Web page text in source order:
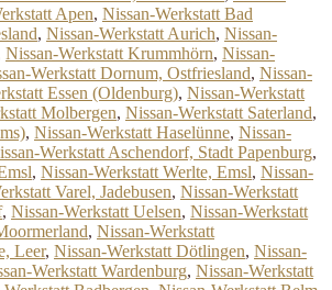
Apen, Nissan-Werkstatt Bad
, Nissan-Werkstatt Aurich, Nissan-
Nissan-Werkstatt Krummhörn, Nissan-
Werkstatt Dornum, Ostfriesland, Nissan-
Essen (Oldenburg), Nissan-Werkstatt
Molbergen, Nissan-Werkstatt Saterland,
, Nissan-Werkstatt Haselünne, Nissan-
Werkstatt Aschendorf, Stadt Papenburg,
, Nissan-Werkstatt Werlte, Emsl, Nissan-
Varel, Jadebusen, Nissan-Werkstatt
, Nissan-Werkstatt Uelsen, Nissan-Werkstatt
, Nissan-Werkstatt
Leer, Nissan-Werkstatt Dötlingen, Nissan-
Werkstatt Wardenburg, Nissan-Werkstatt